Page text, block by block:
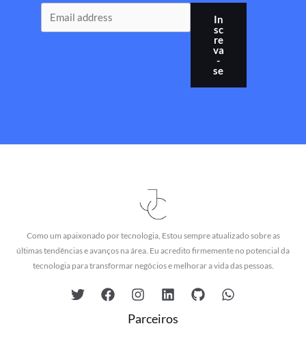
In
sc
re
va
-
se
Como um apaixonado por tecnologia, Estou sempre atualizado sobre as
últimas tendências e avanços na área. Eu acredito firmemente no potencial da
tecnologia para transformar negócios e melhorar a vida das pessoas.
Parceiros